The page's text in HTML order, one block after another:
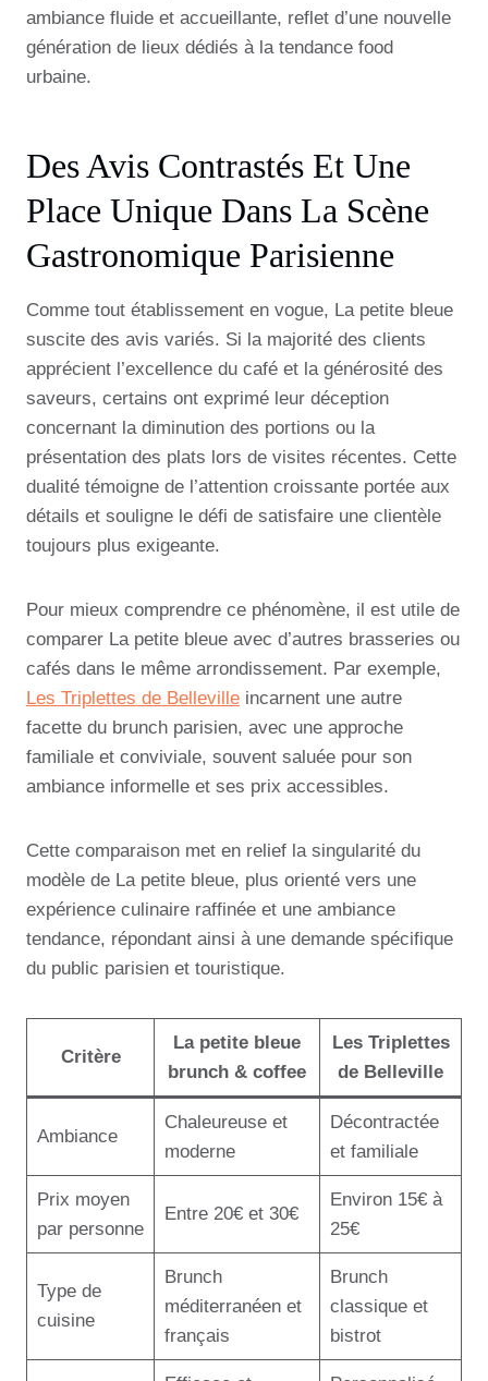
ambiance fluide et accueillante, reflet d’une nouvelle
génération de lieux dédiés à la tendance food
urbaine.
Des Avis Contrastés Et Une
Place Unique Dans La Scène
Gastronomique Parisienne
Comme tout établissement en vogue, La petite bleue
suscite des avis variés. Si la majorité des clients
apprécient l’excellence du café et la générosité des
saveurs, certains ont exprimé leur déception
concernant la diminution des portions ou la
présentation des plats lors de visites récentes. Cette
dualité témoigne de l’attention croissante portée aux
détails et souligne le défi de satisfaire une clientèle
toujours plus exigeante.
Pour mieux comprendre ce phénomène, il est utile de
comparer La petite bleue avec d’autres brasseries ou
cafés dans le même arrondissement. Par exemple,
Les Triplettes de Belleville incarnent une autre
facette du brunch parisien, avec une approche
familiale et conviviale, souvent saluée pour son
ambiance informelle et ses prix accessibles.
Cette comparaison met en relief la singularité du
modèle de La petite bleue, plus orienté vers une
expérience culinaire raffinée et une ambiance
tendance, répondant ainsi à une demande spécifique
du public parisien et touristique.
Critère
La petite bleue
brunch & coffee
Les Triplettes
de Belleville
Ambiance
Chaleureuse et
moderne
Décontractée
et familiale
Prix moyen
par personne
Entre 20€ et 30€
Environ 15€ à
25€
Type de
cuisine
Brunch
méditerranéen et
français
Brunch
classique et
bistrot